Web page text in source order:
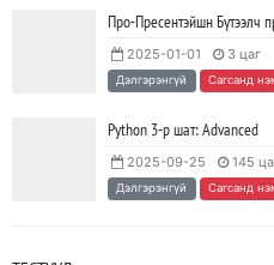
Ажил дээрээ сайн
нэмэгдүүлж, тогтвортой
2023/04/25 SHARE
Про-Пресентэйшн Бүтээлч
2025-01-01 3 цаг
Дэлгэрэнгүй Сагсанд
Python 3-р шат: Advanced
2025-09-25 145
Дэлгэрэнгүй Сагсанд